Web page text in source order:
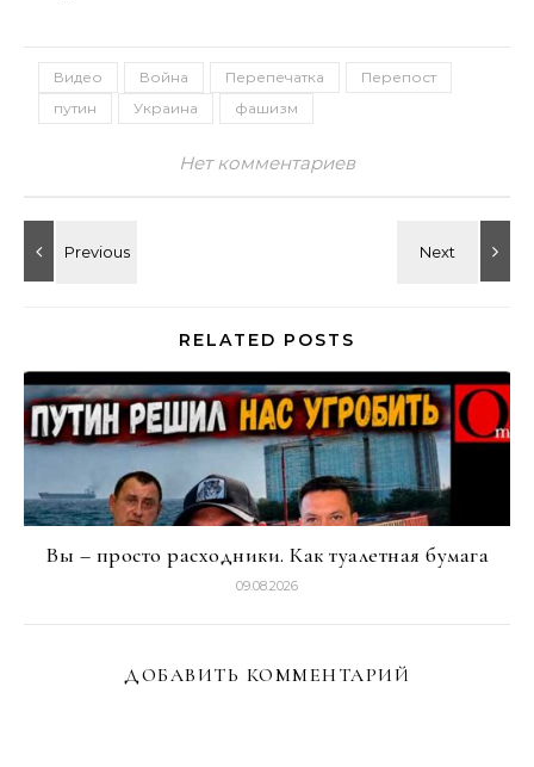
Видео Война Перепечатка
Перепост
путин
Украина фашизм
Нет комментариев
RELATED POSTS
Вы – просто расходники. Как туалетная бумага
09.08.2026
ДОБАВИТЬ КОММЕНТАРИЙ